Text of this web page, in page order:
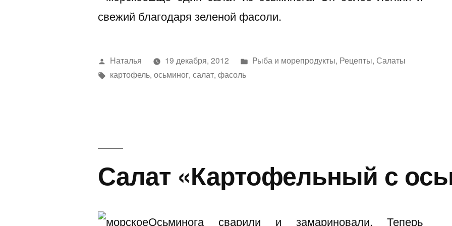
свежий благодаря зеленой фасоли.
Написано
автором
Наталья 19 декабря, 2012
Написано
Pыба и морепродукты, Рецепты, Салаты
Метки:
картофель,осьминог,салат,фасоль
Салат «Картофельный с
Осьминога сварили и замариновали. Теперь